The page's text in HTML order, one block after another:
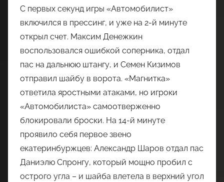
С первых секунд игры «Автомобилист»
включился в прессинг, и уже на 2-й минуте
открыл счет. Максим Денежкин
воспользовался ошибкой соперника, отдал
пас на дальнюю штангу, и Семен Кизимов
отправил шайбу в ворота. «Магнитка»
ответила яростными атаками, но игроки
«Автомобилиста» самоотверженно
блокировали броски. На 14-й минуте
проявило себя первое звено
екатеринбуржцев: Александр Шаров отдал пас
Даниэлю Спронгу, который мощно пробил с
острого угла – и шайба влетела в верхний угол